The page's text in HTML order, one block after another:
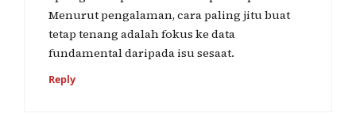
Menurut pengalaman, cara paling jitu buat
tetap tenang adalah fokus ke data
fundamental daripada isu sesaat.
Reply